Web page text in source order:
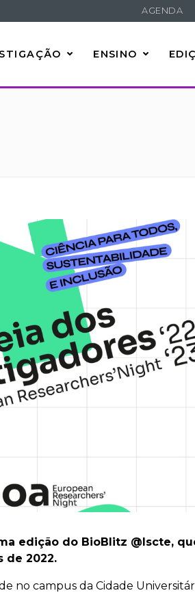
AGENDA
ENSINO
edição do BioBlitz @Iscte,
de 2022.
no campus da Cidade